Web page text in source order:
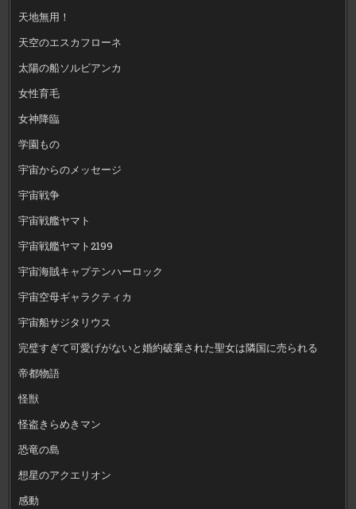
天地無用！
天空のエスカフローネ
太陽の船ソルビアンカ
女性育毛
女神降臨
学園もの
宇宙からのメッセージ
宇宙戦争
宇宙戦艦ヤマト
宇宙戦艦ヤマト2199
宇宙海賊キャプテンハーロック
宇宙空母ギャラクティカ
宇宙船サジタリウス
完璧すぎて可愛げがないと婚約破棄された聖女は隣国に売られる
帝都物語
怪獣
怪盗きらめきマン
恐竜の島
想星のアクエリオン
感動